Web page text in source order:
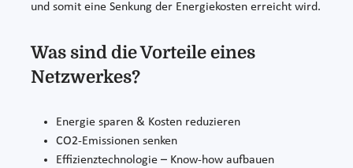
und somit eine Senkung der Energiekosten erreicht wird.
Was sind die Vorteile eines
Netzwerkes?
Energie sparen & Kosten reduzieren
CO2-Emissionen senken
Effizienztechnologie – Know-how aufbauen